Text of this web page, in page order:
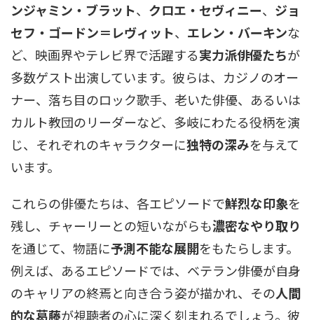
ンジャミン・ブラット、 クロエ・セヴィニー、 ジョ
セフ・ゴードン＝レヴィット、 エレン・バーキンな
ど、映画界やテレビ界で活躍する実力派俳優たちが
多数ゲスト出演しています。彼らは、カジノのオー
ナー、落ち目のロック歌手、老いた俳優、あるいは
カルト教団のリーダーなど、多岐にわたる役柄を演
じ、それぞれのキャラクターに独特の深みを与えて
います。
これらの俳優たちは、各エピソードで鮮烈な印象を
残し、チャーリーとの短いながらも濃密なやり取り
を通じて、物語に予測不能な展開をもたらします。
例えば、あるエピソードでは、ベテラン俳優が自身
のキャリアの終焉と向き合う姿が描かれ、その人間
的な葛藤が視聴者の心に深く刻まれるでしょう。彼